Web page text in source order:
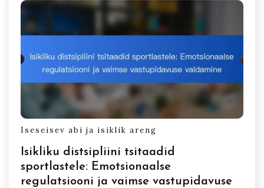
Iseseisev abi ja isiklik areng
Isikliku distsipliini tsitaadid
sportlastele: Emotsionaalse
regulatsiooni ja vaimse vastupidavuse